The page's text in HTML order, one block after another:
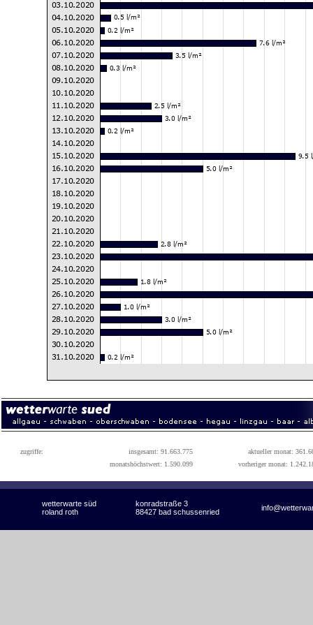
zugriffe: insgesamt: 91.663.775
aktueller monat:
monatshöchstwert: 1.590.099
vorheriger monat:
wetterwarte süd konradstraße 3
roland roth 88427 bad schussenried